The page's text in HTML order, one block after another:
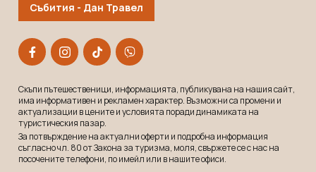
Събития - Дан Травел
Скъпи пътешественици, информацията, публикувана на нашия сайт,
има информативен и рекламeн характер. Възможни са промени и
актуализации в цените и условията поради динамиката на
туристическия пазар.
За потвърждение на актуални оферти и подробна информация
съгласно чл. 80 от Закона за туризма, моля, свържете се с нас на
посочените телефони, по имейл или в нашите офиси.